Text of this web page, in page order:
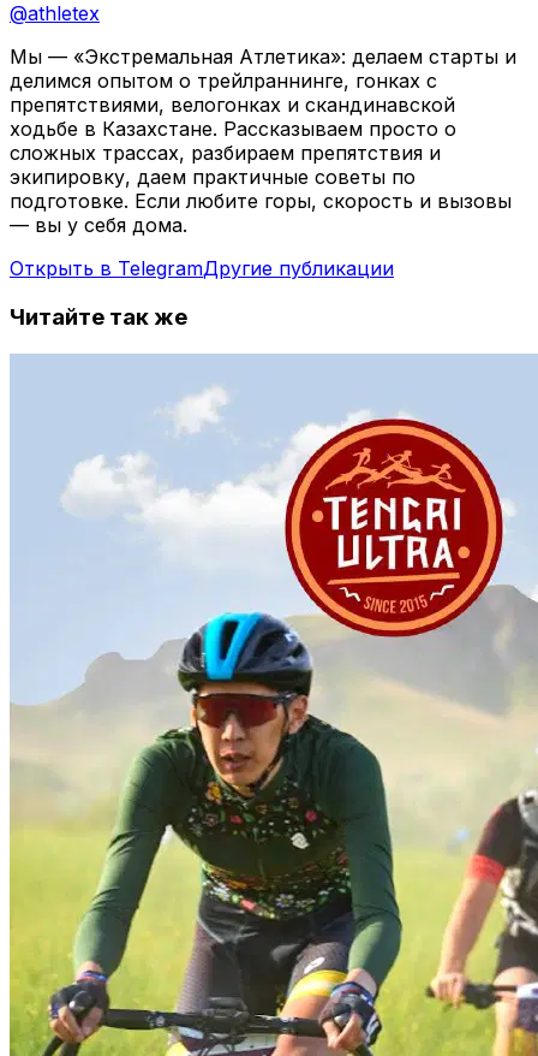
@athletex
Мы — «Экстремальная Атлетика»: делаем старты и
делимся опытом о трейлраннинге, гонках с
препятствиями, велогонках и скандинавской
ходьбе в Казахстане. Рассказываем просто о
сложных трассах, разбираем препятствия и
экипировку, даем практичные советы по
подготовке. Если любите горы, скорость и вызовы
— вы у себя дома.
Открыть в TelegramДругие публикации
Читайте так же